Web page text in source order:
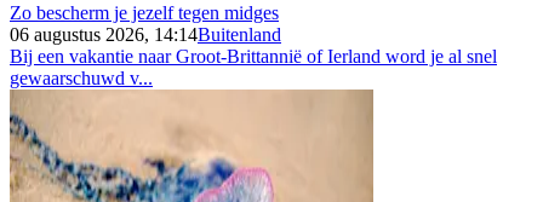
Zo bescherm je jezelf tegen midges
06 augustus 2026, 14:14Buitenland
Bij een vakantie naar Groot-Brittannië of Ierland word je al snel
gewaarschuwd v...